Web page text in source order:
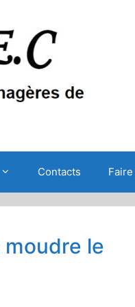
Contacts
le